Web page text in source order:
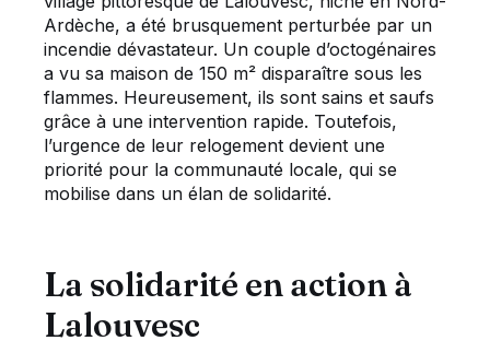
Ardèche, a été brusquement perturbée par un
incendie dévastateur. Un couple d’octogénaires
a vu sa maison de 150 m² disparaître sous les
flammes. Heureusement, ils sont sains et saufs
grâce à une intervention rapide. Toutefois,
l’urgence de leur relogement devient une
priorité pour la communauté locale, qui se
mobilise dans un élan de solidarité.
La solidarité en action à
Lalouvesc